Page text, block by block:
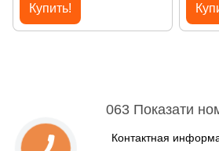
Купить!
063 Показати
Контактная